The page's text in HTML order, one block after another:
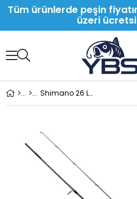
Tüm ürünlerde peşin
üzeri
Shimano 26 Lunamis 290 Cm 10-45 Gr Spin Olta Kamışı